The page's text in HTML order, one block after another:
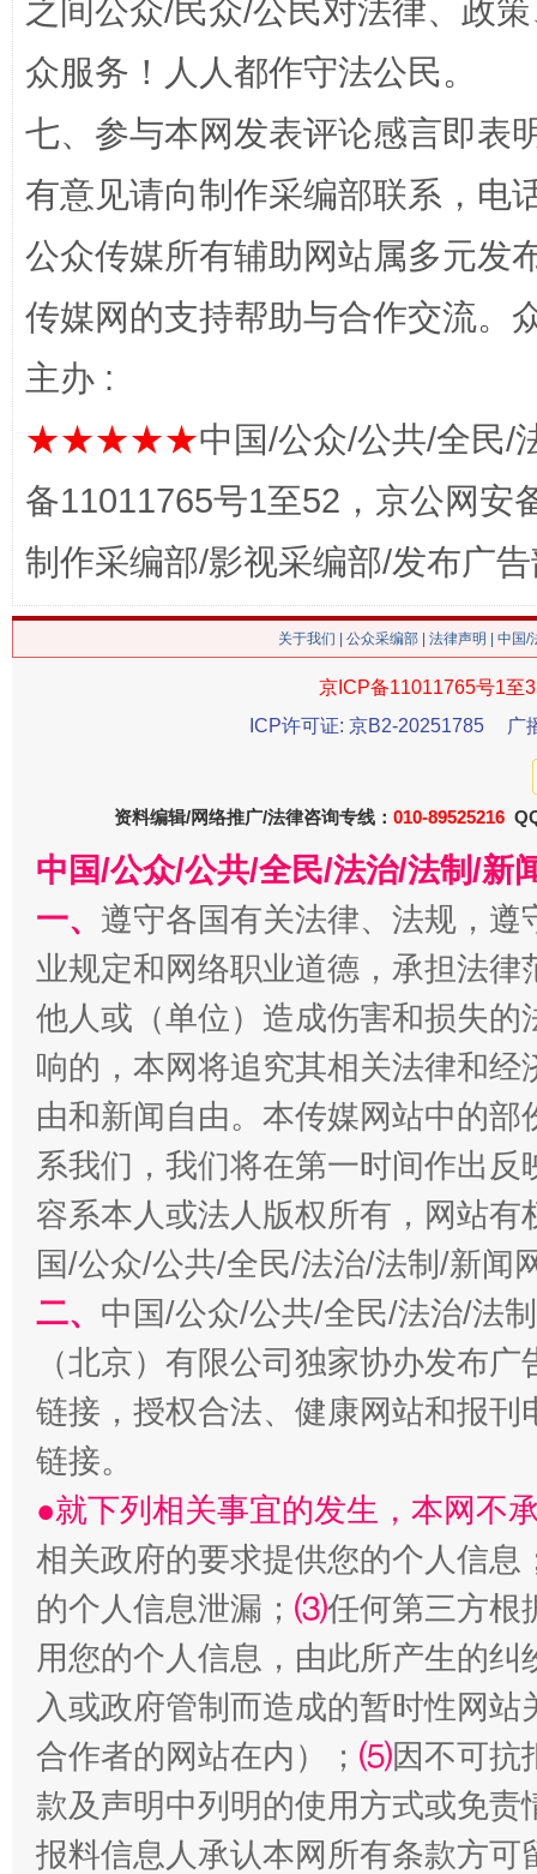
在谋一域中谋全局
今
习近平的博鳌关键词
魏明亮
生
揭批美国五大"原罪" "炒
之间公众/民众/公民对法律、政
众服务！人人都作守法公民。
七、参与本网发表评论感言即表
有意见请向制作采编部联系，电
公众传媒所有辅助网站属多元发
传媒网的支持帮助与合作交流。
主办 :
★★★★★中国/公众/公共/全民/
备11011765号1至52，京公网安
制作采编部/影视采编部/发布广
关于我们 公众采编部 法律声明 | 中国
京ICP备11011765号1至
ICP许可证: 京B2-20251785
广
资料编辑/网络推广/法律咨询专线： 010-89525216
中国/公众/公共/全民/法治/法制/新
一、 遵守各国有关法律、法规，
业规定和网络职业道德，承担法
他人或（单位）造成伤害和损失
响的，本网将追究其相关法律和
由和新闻自由。本传媒网站中的
系我们，我们将在第一时间作出
容系本人或法人版权所有，网站
国/公众/公共/全民/法治/法制/新闻
二、 中国/公众/公共/全民/法治/法
（北京）有限公司独家协办发布
链接，授权合法、健康网站和报
链接。
●就下列相关事宜的发生，本网不
相关政府的要求提供您的个人信息
的个人信息泄漏； ⑶任何第三方根
用您的个人信息，由此所产生的纠
入或政府管制而造成的暂时性网
合作者的网站在内）； ⑸因不可抗
款及声明中列明的使用方式或免责
报料信息人承认本网所有条款方